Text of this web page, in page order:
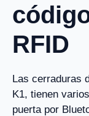
RFID
Las cerraduras
K1, tienen
puerta por